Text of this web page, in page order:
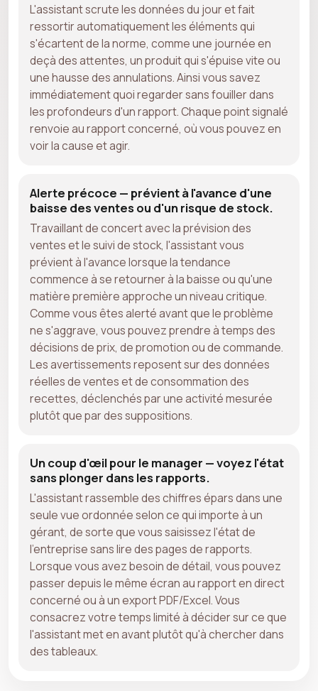
L'assistant scrute les données du jour et fait
ressortir automatiquement les éléments qui
s'écartent de la norme, comme une journée en
deçà des attentes, un produit qui s'épuise vite ou
une hausse des annulations. Ainsi vous savez
immédiatement quoi regarder sans fouiller dans
les profondeurs d'un rapport. Chaque point signalé
renvoie au rapport concerné, où vous pouvez en
voir la cause et agir.
Alerte précoce — prévient à l'avance d'une
baisse des ventes ou d'un risque de stock.
Travaillant de concert avec la prévision des
ventes et le suivi de stock, l'assistant vous
prévient à l'avance lorsque la tendance
commence à se retourner à la baisse ou qu'une
matière première approche un niveau critique.
Comme vous êtes alerté avant que le problème
ne s'aggrave, vous pouvez prendre à temps des
décisions de prix, de promotion ou de commande.
Les avertissements reposent sur des données
réelles de ventes et de consommation des
recettes, déclenchés par une activité mesurée
plutôt que par des suppositions.
Un coup d'œil pour le manager — voyez l'état
sans plonger dans les rapports.
L'assistant rassemble des chiffres épars dans une
seule vue ordonnée selon ce qui importe à un
gérant, de sorte que vous saisissez l'état de
l'entreprise sans lire des pages de rapports.
Lorsque vous avez besoin de détail, vous pouvez
passer depuis le même écran au rapport en direct
concerné ou à un export PDF/Excel. Vous
consacrez votre temps limité à décider sur ce que
l'assistant met en avant plutôt qu'à chercher dans
des tableaux.